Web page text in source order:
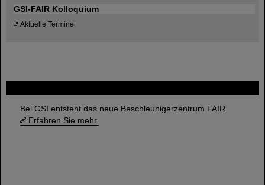
Bei GSI entsteht das neue Beschleunigerzentrum FAIR.
Erfahren Sie mehr.
GSI-FAIR Kolloquium
Aktuelle Termine